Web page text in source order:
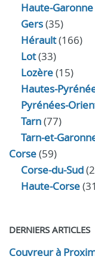
Haute-Garonne
Gers(35)
Hérault(166)
Lot(33)
Lozère(15)
Hautes-
Pyrénées-
Tarn(77)
Tarn-et-
Corse(59)
Corse-du-Sud
Haute-Corse
DERNIERS ARTICLES
Couvreur à